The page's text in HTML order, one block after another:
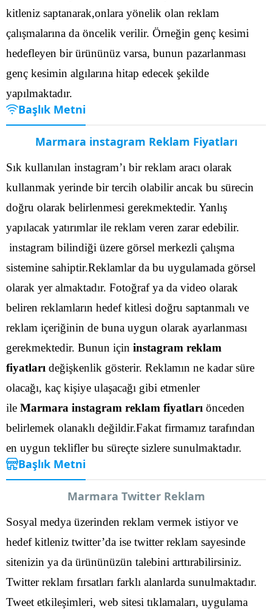
kitleniz saptanarak,onlara yönelik olan reklam
çalışmalarına da öncelik verilir. Örneğin genç kesimi
hedefleyen bir ürününüz varsa, bunun pazarlanması
genç kesimin algılarına hitap edecek şekilde
yapılmaktadır.
Başlık Metni
Marmara instagram Reklam Fiyatları
Sık kullanılan instagram’ı bir reklam aracı olarak
kullanmak yerinde bir tercih olabilir ancak bu sürecin
doğru olarak belirlenmesi gerekmektedir. Yanlış
yapılacak yatırımlar ile reklam veren zarar edebilir.
instagram bilindiği üzere görsel merkezli çalışma
sistemine sahiptir.Reklamlar da bu uygulamada görsel
olarak yer almaktadır. Fotoğraf ya da video olarak
beliren reklamların hedef kitlesi doğru saptanmalı ve
reklam içeriğinin de buna uygun olarak ayarlanması
gerekmektedir. Bunun için instagram reklam
fiyatları değişkenlik gösterir. Reklamın ne kadar süre
olacağı, kaç kişiye ulaşacağı gibi etmenler
ile Marmara instagram reklam fiyatları önceden
belirlemek olanaklı değildir.Fakat firmamız tarafından
en uygun teklifler bu süreçte sizlere sunulmaktadır.
Başlık Metni
Marmara Twitter Reklam
Sosyal medya üzerinden reklam vermek istiyor ve
hedef kitleniz twitter’da ise twitter reklam sayesinde
sitenizin ya da ürününüzün talebini arttırabilirsiniz.
Twitter reklam fırsatları farklı alanlarda sunulmaktadır.
Tweet etkileşimleri, web sitesi tıklamaları, uygulama